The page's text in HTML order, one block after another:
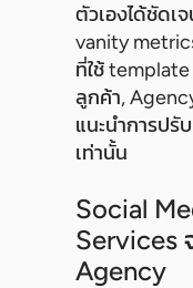
ตัวเองได้ชัดเ
vanity
ที่ใช้
ลูกค้า,
แนะนำการปรั
เท่านั้น
Social
Services
Agency